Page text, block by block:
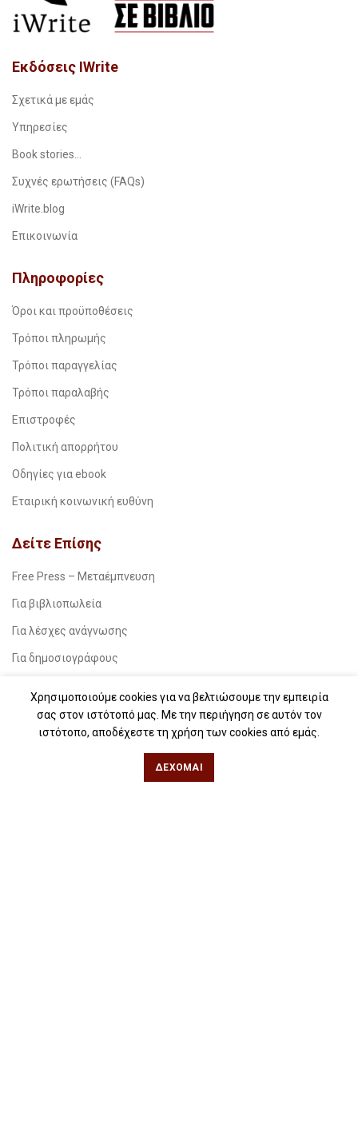
Εκδόσεις IWrite
Σχετικά με εμάς
Υπηρεσίες
Book stories…
Συχνές ερωτήσεις (FAQs)
iWrite.blog
Επικοινωνία
Πληροφορίες
Όροι και προϋποθέσεις
Τρόποι πληρωμής
Τρόποι παραγγελίας
Τρόποι παραλαβής
Επιστροφές
Πολιτική απορρήτου
Οδηγίες για ebook
Εταιρική κοινωνική ευθύνη
Δείτε Επίσης
Free Press – Μεταέμπνευση
Για βιβλιοπωλεία
Για λέσχες ανάγνωσης
Για δημοσιογράφους
Για βιβλιοφιλικές ομάδες
Χρησιμοποιούμε cookies για να βελτιώσουμε την εμπειρία
σας στον ιστότοπό μας. Με την περιήγηση σε αυτόν τον
ιστότοπο, αποδέχεστε τη χρήση των cookies από εμάς.
ΔΈΧΟΜΑΙ